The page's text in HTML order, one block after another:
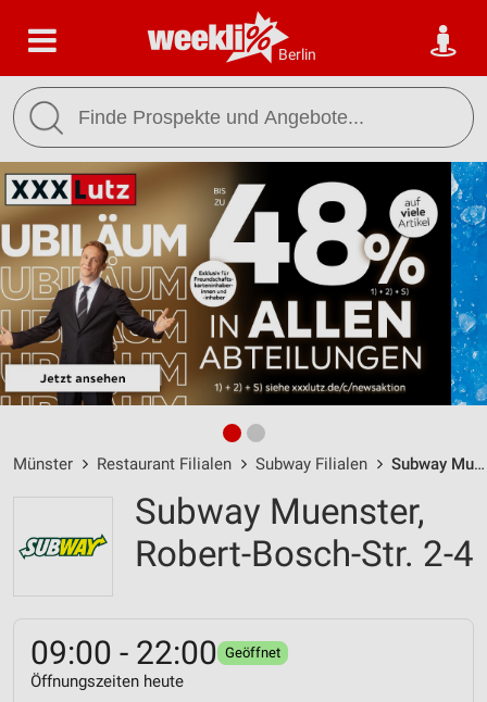
Berlin
Münster Restaurant Filialen Subway Filialen Subway Muenster / Robert-Bosch-Str. 2-4 - Öffnungszeiten & Adresse
Subway Muenster,
Robert-Bosch-Str. 2-4
09:00 - 22:00 Geöffnet
Öffnungszeiten heute